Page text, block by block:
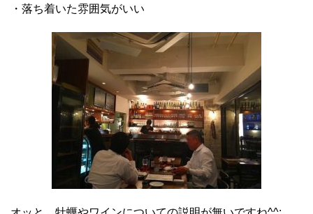
・落ち着いた雰囲気がいい